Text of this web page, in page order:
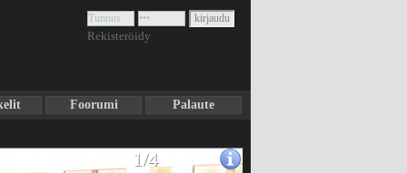
Rekisteröidy
Foorumi Palaute
1/4